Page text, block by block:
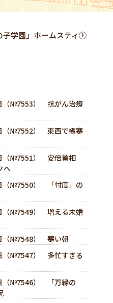
学園」ホームスティ①
（№7553） 抗がん治療
（№7552） 東西で極寒
（№7551） 安倍首相
へ
（№7550） 「忖度」の
（№7549） 増える未婚
（№7548） 寒い朝
（№7547） 多忙すぎる
（№7546） 「万縁の